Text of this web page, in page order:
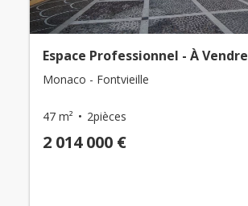
Espace Professionnel - À Vendre
Monaco - Fontvieille
47 m² 2pièces
2 014 000 €